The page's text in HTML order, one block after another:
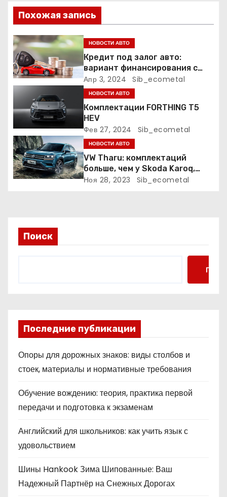
я
п
о
з
а
п
и
с
я
Похожая запись
НОВОСТИ АВТО
Кредит под залог авто:
вариант финансирования с
меньшими рисками
Апр 3, 2024 Sib_ecometal
НОВОСТИ АВТО
Комплектации FORTHING T5
HEV
Фев 27, 2024 Sib_ecometal
НОВОСТИ АВТО
VW Tharu: комплектаций
больше, чем у Skoda Karoq,
цены – выше. Оба кросса
Ноя 28, 2023 Sib_ecometal
Поиск
Поиск
Последние публикации
Опоры для дорожных знаков: виды столбов и
стоек, материалы и нормативные требования
Обучение вождению: теория, практика первой
передачи и подготовка к экзаменам
Английский для школьников: как учить язык с
удовольствием
Шины Hankook Зима Шипованные: Ваш
Надежный Партнёр на Снежных Дорогах